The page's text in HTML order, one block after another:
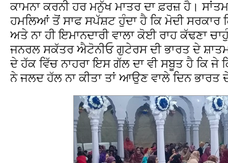
ਕਾਮਨਾ ਕਰਨੀ ਹਰ ਮਨੁੱਖ ਮਾਤਰ ਦਾ ਫ਼ਰਜ਼ ਹੈ।
ਹਮਲਿਆਂ ਤੋਂ ਸਾਫ ਸਪੱਸ਼ਟ ਹੁੰਦਾ ਹੈ ਕਿ ਮੋਦੀ ਸਰਕਾਰ
ਅਤੇ ਨਾ ਹੀ ਇਮਾਨਦਾਰੀ ਵਾਲਾ ਕੋਈ ਰਾਹ ਕੱਢਣਾ
ਜਨਰਲ ਸਕੱਤਰ ਐਟੋਨੀਓ ਗੁਟੇਰਸ ਦੀ ਭਾਰਤ ਦੇ
ਦੇ ਹੱਕ ਵਿੱਚ ਨਾਹਰਾ ਇਸ ਗੱਲ ਦਾ ਵੀ ਸਬੂਤ ਹੈ ਕਿ ਜੇ
ਨੇ ਜਲਦ ਹੱਲ ਨਾ ਕੀਤਾ ਤਾਂ ਆਉਣ ਵਾਲੇ ਦਿਨ